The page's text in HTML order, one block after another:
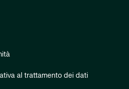
al trattamento dei dati